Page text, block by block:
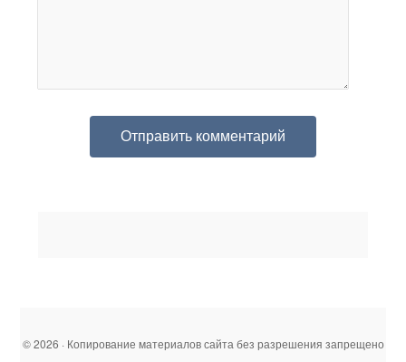
© 2026 · Копирование материалов сайта без разрешения запрещено